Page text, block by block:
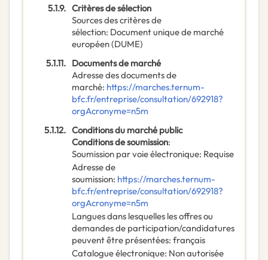
5.1.9. Critères de sélection
Sources des critères de
sélection: Document unique de marché
européen (DUME)
5.1.11. Documents de marché
Adresse des documents de
marché: https://marches.ternum-
bfc.fr/entreprise/consultation/692918?
orgAcronyme=n5m
5.1.12. Conditions du marché public
Conditions de soumission:
Soumission par voie électronique: Requise
Adresse de
soumission: https://marches.ternum-
bfc.fr/entreprise/consultation/692918?
orgAcronyme=n5m
Langues dans lesquelles les offres ou
demandes de participation/candidatures
peuvent être présentées: français
Catalogue électronique: Non autorisée